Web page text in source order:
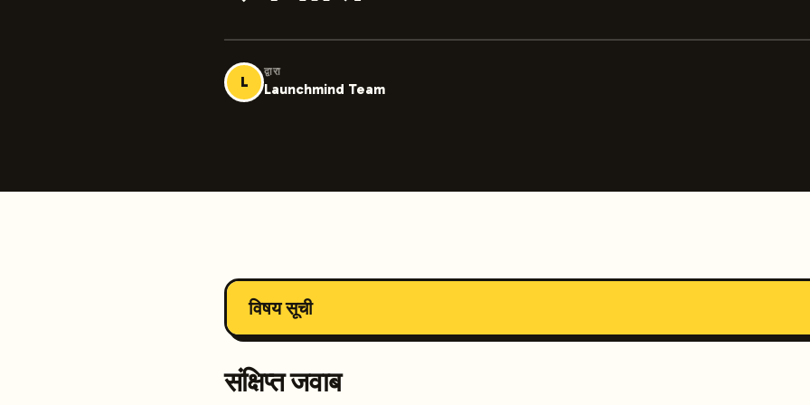
L
द्वारा
Launchmind Team
विषय सूची
संक्षिप्त जवाब